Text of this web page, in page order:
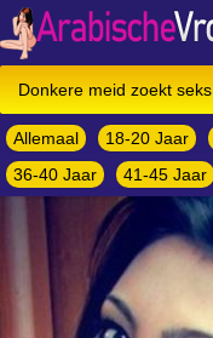
Donkere meid zoekt seks
Allemaal 18-20 Jaar
36-40 Jaar
41-45 Jaar